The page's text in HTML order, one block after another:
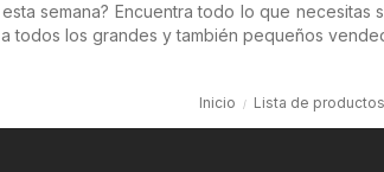
esta semana? Encuentra todo lo que necesitas
todos los grandes y también pequeños
Inicio Lista de productos